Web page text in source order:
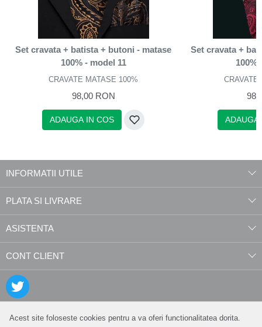
Acest site foloseste cookies pentru a va oferi functionalitatea dorita.
Set cravata + batista + butoni - matase
100% - model 11
CRAVATE MATASE 100%
98,00 RON
ADAUGA IN COS
Set cravata +
100%
CRAVATE
ADAUGA
INFORMATII UTILE
PLATA SI LIVRARE
ASISTENTA
CONT CLIENT